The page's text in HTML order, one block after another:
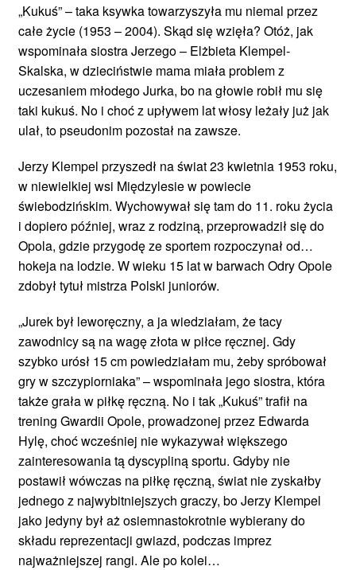
„Kukuś” – taka ksywka towarzyszyła mu niemal przez
całe życie (1953 – 2004). Skąd się wzięła? Otóż, jak
wspominała siostra Jerzego – Elżbieta Klempel-
Skalska, w dzieciństwie mama miała problem z
uczesaniem młodego Jurka, bo na głowie robił mu się
taki kukuś. No i choć z upływem lat włosy leżały już jak
ulał, to pseudonim pozostał na zawsze.
Jerzy Klempel przyszedł na świat 23 kwietnia 1953 roku,
w niewielkiej wsi Międzylesie w powiecie
świebodzińskim. Wychowywał się tam do 11. roku życia
i dopiero później, wraz z rodziną, przeprowadził się do
Opola, gdzie przygodę ze sportem rozpoczynał od…
hokeja na lodzie. W wieku 15 lat w barwach Odry Opole
zdobył tytuł mistrza Polski juniorów.
„Jurek był leworęczny, a ja wiedziałam, że tacy
zawodnicy są na wagę złota w piłce ręcznej. Gdy
szybko urósł 15 cm powiedziałam mu, żeby spróbował
gry w szczypiorniaka” – wspominała jego siostra, która
także grała w piłkę ręczną. No i tak „Kukuś” trafił na
trening Gwardii Opole, prowadzonej przez Edwarda
Hylę, choć wcześniej nie wykazywał większego
zainteresowania tą dyscypliną sportu. Gdyby nie
postawił wówczas na piłkę ręczną, świat nie zyskałby
jednego z najwybitniejszych graczy, bo Jerzy Klempel
jako jedyny był aż osiemnastokrotnie wybierany do
składu reprezentacji gwiazd, podczas imprez
najważniejszej rangi. Ale po kolei…